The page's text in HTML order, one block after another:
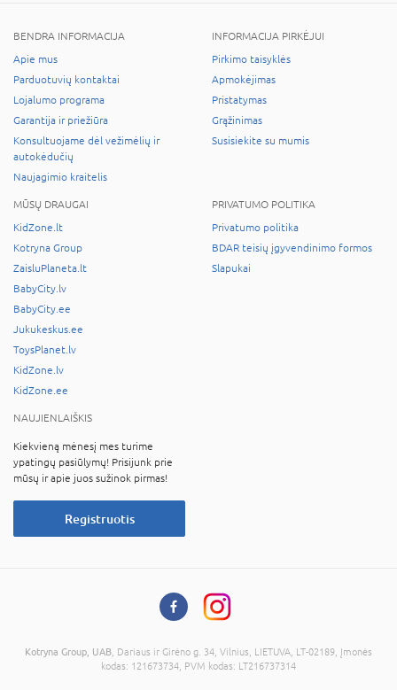
BENDRA INFORMACIJA
Apie mus
Parduotuvių kontaktai
Lojalumo programa
Garantija ir priežiūra
Konsultuojame dėl vežimėlių ir
autokėdučių
Naujagimio kraitelis
INFORMACIJA PIRKĖJUI
Pirkimo taisyklės
Apmokėjimas
Pristatymas
Grąžinimas
Susisiekite su mumis
MŪSŲ DRAUGAI
KidZone.lt
Kotryna Group
ZaisluPlaneta.lt
BabyCity.lv
BabyCity.ee
Jukukeskus.ee
ToysPlanet.lv
KidZone.lv
KidZone.ee
PRIVATUMO POLITIKA
Privatumo politika
BDAR teisių įgyvendinimo formos
Slapukai
NAUJIENLAIŠKIS
Kiekvieną mėnesį mes turime
ypatingų pasiūlymų! Prisijunk prie
mūsų ir apie juos sužinok pirmas!
Registruotis
Kotryna Group, UAB , Dariaus ir Girėno g. 34, Vilnius, LIETUVA, LT-02189, Įmonės
kodas: 121673734, PVM kodas: LT216737314